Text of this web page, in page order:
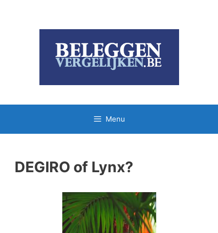
Menu
DEGIRO of Lynx?